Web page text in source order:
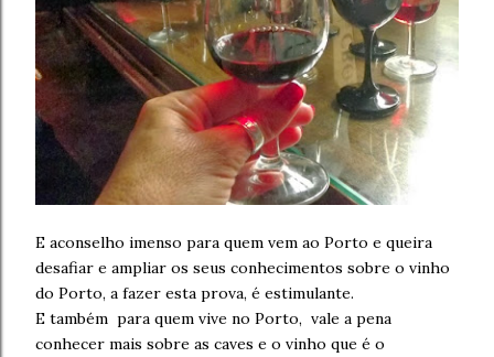
E aconselho imenso para quem vem ao Porto e queira
desafiar e ampliar os seus conhecimentos sobre o vinho
do Porto, a fazer esta prova, é estimulante.
E também para quem vive no Porto, vale a pena
conhecer mais sobre as caves e o vinho que é o